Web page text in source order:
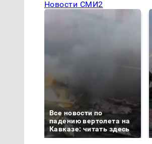
Новости СМИ2
Все новости по
падению вертолета на
Кавказе: читать здесь